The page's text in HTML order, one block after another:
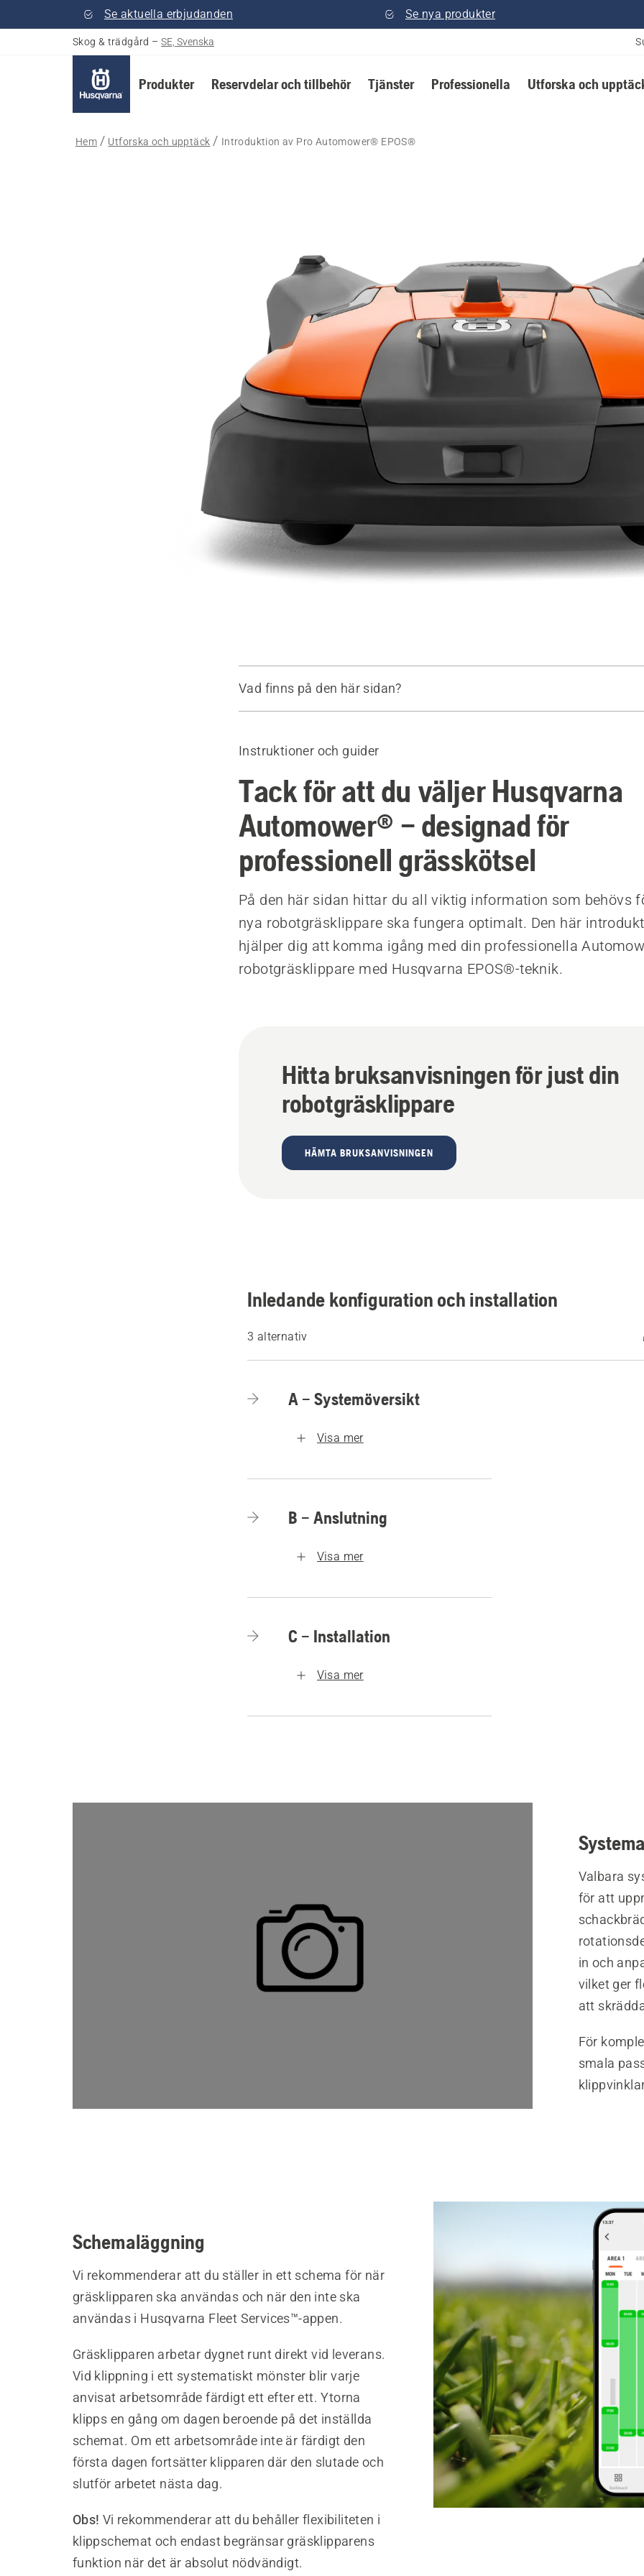
Se aktuella erbjudanden Se nya produkter
Skog & trädgård – SE, Svenska
Produkter Reservdelar och tillbehör Tjänster Professionella Utforska och
Hem Utforska och upptäck Introduktion av Pro Automower® EPOS®
Vad finns på den här sidan?
Inledande konfiguration och installation
Schemaläggning
Tillbehör
Tjänster
Instruktioner och guider
Tack för att du väljer Husqvarna
Automower® – designad för
professionell grässkötsel
På den här sidan hittar du all viktig information som behövs
nya robotgräsklippare ska fungera optimalt. Den här
hjälper dig att komma igång med din professionella
robotgräsklippare med Husqvarna EPOS®-teknik.
Hitta bruksanvisningen för just din
robotgräsklippare
HÄMTA BRUKSANVISNINGEN
Inledande konfiguration och installation
3 alternativ
A – Systemöversikt
Visa mer
B – Anslutning
Visa mer
C – Installation
Visa mer
Valbara
för att
in och
vilket ger
att
För
smala
Schemaläggning
Vi rekommenderar att du ställer in ett schema för när
gräsklipparen ska användas och när den inte ska
användas i Husqvarna Fleet Services™-appen.
Gräsklipparen arbetar dygnet runt direkt vid leverans.
Vid klippning i ett systematiskt mönster blir varje
anvisat arbetsområde färdigt ett efter ett. Ytorna
klipps en gång om dagen beroende på det inställda
schemat. Om ett arbetsområde inte är färdigt den
första dagen fortsätter klipparen där den slutade och
slutför arbetet nästa dag.
Obs! Vi rekommenderar att du behåller flexibiliteten i
klippschemat och endast begränsar gräsklipparens
funktion när det är absolut nödvändigt.